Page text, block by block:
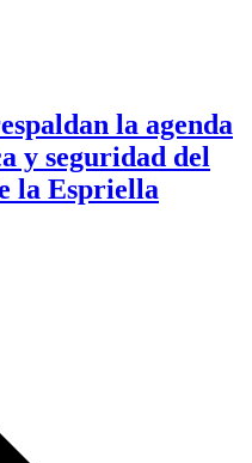
la agenda
y seguridad del
la Espriella